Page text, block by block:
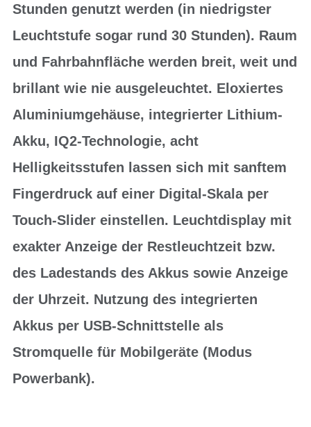
Stunden genutzt werden (in niedrigster
Leuchtstufe sogar rund 30 Stunden). Raum
und Fahrbahnfläche werden breit, weit und
brillant wie nie ausgeleuchtet. Eloxiertes
Aluminiumgehäuse, integrierter Lithium-
Akku, IQ2-Technologie, acht
Helligkeitsstufen lassen sich mit sanftem
Fingerdruck auf einer Digital-Skala per
Touch-Slider einstellen. Leuchtdisplay mit
exakter Anzeige der Restleuchtzeit bzw.
des Ladestands des Akkus sowie Anzeige
der Uhrzeit. Nutzung des integrierten
Akkus per USB-Schnittstelle als
Stromquelle für Mobilgeräte (Modus
Powerbank).